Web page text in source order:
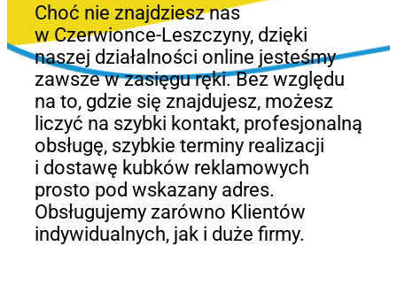
Choć nie znajdziesz nas
w Czerwionce-Leszczyny, dzięki
naszej działalności online jesteśmy
zawsze w zasięgu ręki. Bez względu
na to, gdzie się znajdujesz, możesz
liczyć na szybki kontakt, profesjonalną
obsługę, szybkie terminy realizacji
i dostawę kubków reklamowych
prosto pod wskazany adres.
Obsługujemy zarówno Klientów
indywidualnych, jak i duże firmy.